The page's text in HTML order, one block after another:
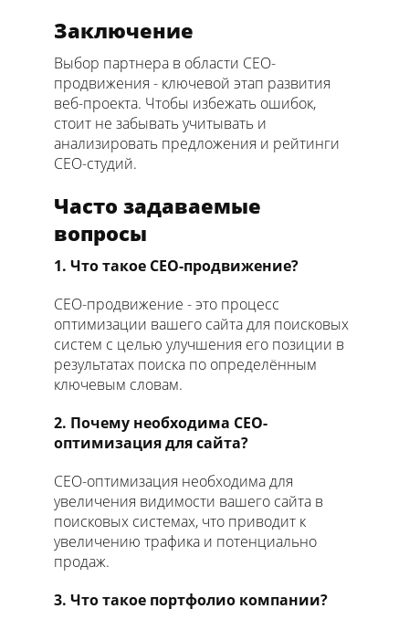
Заключение
Выбор партнера в области СЕО-
продвижения - ключевой этап развития
веб-проекта. Чтобы избежать ошибок,
стоит не забывать учитывать и
анализировать предложения и рейтинги
СЕО-студий.
Часто задаваемые
вопросы
1. Что такое СЕО-продвижение?
СЕО-продвижение - это процесс
оптимизации вашего сайта для поисковых
систем с целью улучшения его позиции в
результатах поиска по определённым
ключевым словам.
2. Почему необходима СЕО-
оптимизация для сайта?
СЕО-оптимизация необходима для
увеличения видимости вашего сайта в
поисковых системах, что приводит к
увеличению трафика и потенциально
продаж.
3. Что такое портфолио компании?